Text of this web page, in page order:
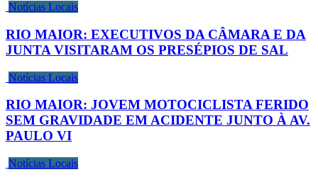
Notícias Locais
RIO MAIOR: EXECUTIVOS DA CÂMARA E DA
JUNTA VISITARAM OS PRESÉPIOS DE SAL
Notícias Locais
RIO MAIOR: JOVEM MOTOCICLISTA FERIDO
SEM GRAVIDADE EM ACIDENTE JUNTO À AV.
PAULO VI
Notícias Locais